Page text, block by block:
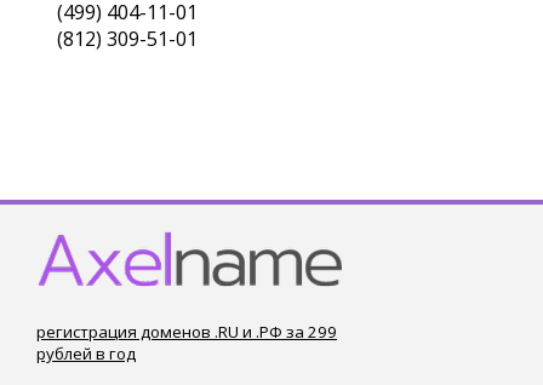
(499) 404-11-01
(812) 309-51-01
регистрация доменов .RU и .РФ за 299
рублей в год